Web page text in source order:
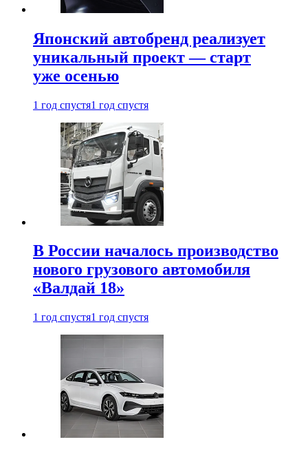
Японский автобренд реализует
уникальный проект — старт
уже осенью
1 год спустя1 год спустя
В России началось производство
нового грузового автомобиля
«Валдай 18»
1 год спустя1 год спустя